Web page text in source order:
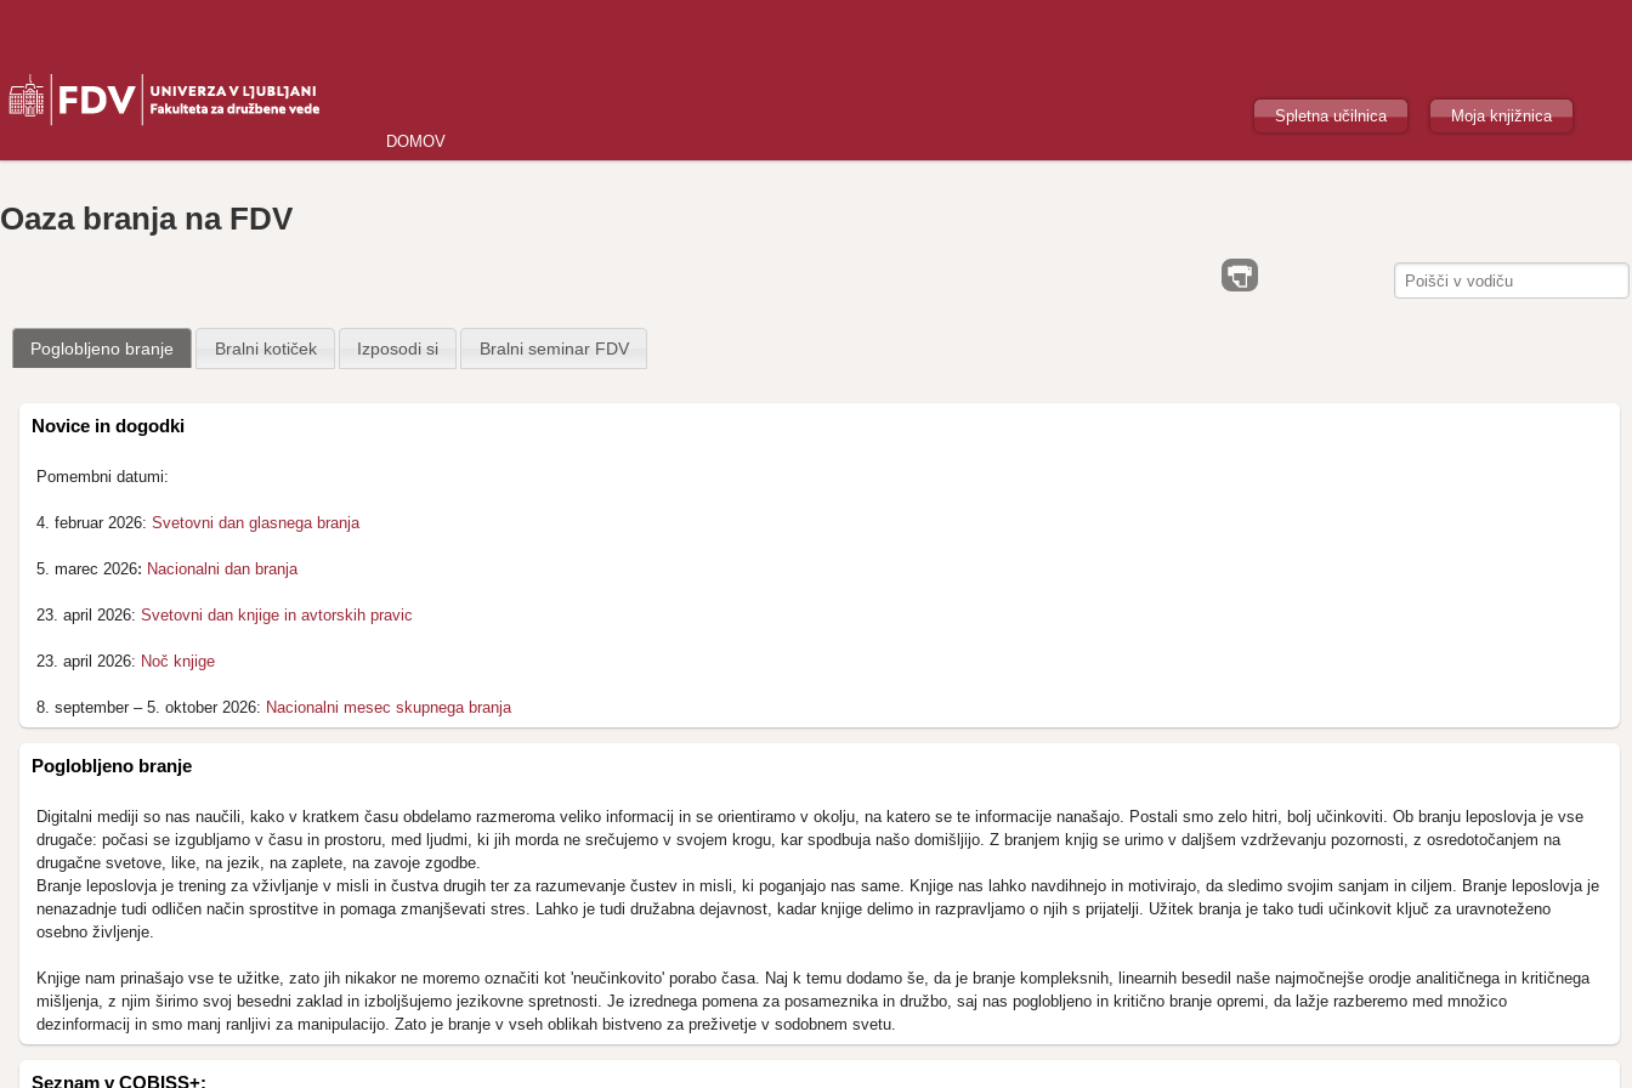
DOMOV
Spletna učilnica Moja knjižnica
Oaza branja na FDV
Poglobljeno branje Bralni kotiček Izposodi si Bralni seminar FDV
Novice in dogodki
Pomembni datumi:
4. februar 2026: Svetovni dan glasnega branja
5. marec 2026: Nacionalni dan branja
23. april 2026: Svetovni dan knjige in avtorskih pravic
23. april 2026: Noč knjige
8. september – 5. oktober 2026: Nacionalni mesec skupnega branja
Poglobljeno branje
Digitalni mediji so nas naučili, kako v kratkem času obdelamo razmeroma veliko informacij in se orientiramo v okolju, na katero se te informacije nanašajo. Postali smo zelo hitri, bolj učinkoviti. Ob branju leposlovja je vse
drugače: počasi se izgubljamo v času in prostoru, med ljudmi, ki jih morda ne srečujemo v svojem krogu, kar spodbuja našo domišljijo. Z branjem knjig se urimo v daljšem vzdrževanju pozornosti, z osredotočanjem na
drugačne svetove, like, na jezik, na zaplete, na zavoje zgodbe.
Branje leposlovja je trening za vživljanje v misli in čustva drugih ter za razumevanje čustev in misli, ki poganjajo nas same. Knjige nas lahko navdihnejo in motivirajo, da sledimo svojim sanjam in ciljem. Branje leposlovja je
nenazadnje tudi odličen način sprostitve in pomaga zmanjševati stres. Lahko je tudi družabna dejavnost, kadar knjige delimo in razpravljamo o njih s prijatelji. Užitek branja je tako tudi učinkovit ključ za uravnoteženo
osebno življenje.
Knjige nam prinašajo vse te užitke, zato jih nikakor ne moremo označiti kot 'neučinkovito' porabo časa. Naj k temu dodamo še, da je branje kompleksnih, linearnih besedil naše najmočnejše orodje analitičnega in kritičnega
mišljenja, z njim širimo svoj besedni zaklad in izboljšujemo jezikovne spretnosti. Je izrednega pomena za posameznika in družbo, saj nas poglobljeno in kritično branje opremi, da lažje razberemo med množico
dezinformacij in smo manj ranljivi za manipulacijo. Zato je branje v vseh oblikah bistveno za preživetje v sodobnem svetu.
Seznam v COBISS+: